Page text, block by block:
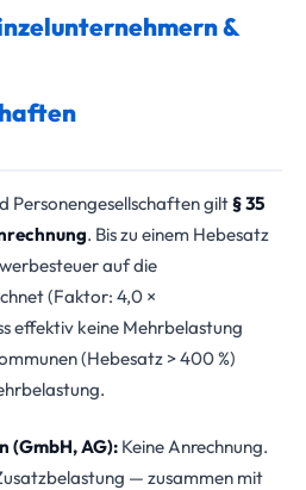
&
Personengesellschaften gilt§ 35
. Bis zu einem Hebesatz
auf die
(Faktor: 4,0 ×
effektiv keine Mehrbelastung
(Hebesatz > 400 %)
(GmbH, AG): Keine Anrechnung.
— zusammen mit